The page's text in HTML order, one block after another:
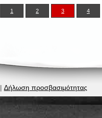
1 2 3 4
| Δήλωση προσβασιμότητας